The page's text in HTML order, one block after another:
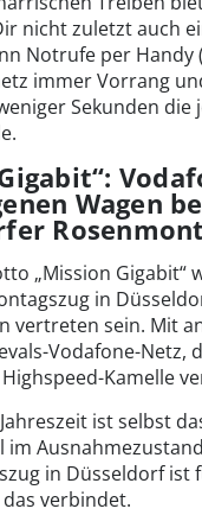
nicht zuletzt auch
Notrufe per Handy
immer Vorrang
Sekunden die
Wagen
„Mission Gigabit“
in
vertreten sein. Mit
Vodafone-Netz,
Kamelle
ist selbst
im
in Düsseldorf ist
verbindet.